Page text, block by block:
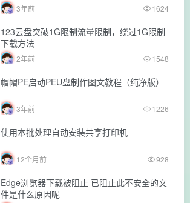
3年前 1624
123云盘突破1G限制流量限制，绕过1G限制
下载方法
2年前 1548
帽帽PE启动PEU盘制作图文教程（纯净版）
3年前 1226
使用本批处理自动安装共享打印机
12个月前 928
Edge浏览器下载被阻止 已阻止此不安全的文
件是什么原因呢